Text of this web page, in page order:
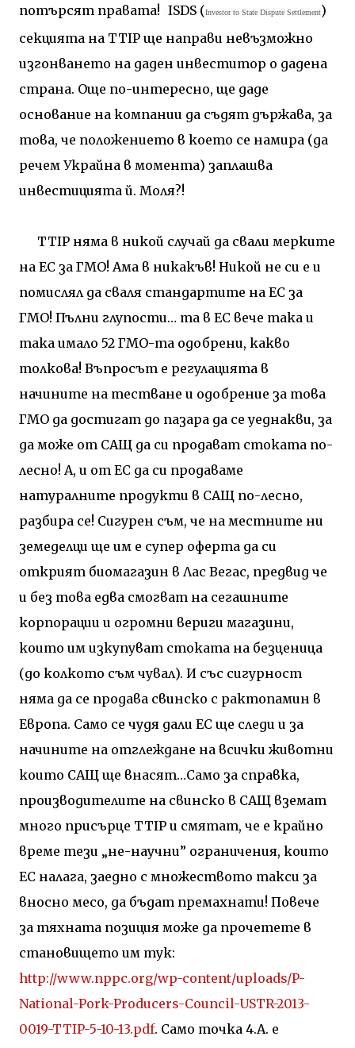
потърсят правата! ISDS (Investor to State Dispute Settlement)
секцията на TTIP ще направи невъзможно
изгонването на даден инвеститор о дадена
страна. Още по-интересно, ще даде
основание на компании да съдят държава, за
това, че положението в което се намира (да
речем Украйна в момента) заплашва
инвестицията й. Моля?!
TTIP няма в никой случай да свали мерките
на ЕС за ГМО! Ама в никакъв! Никой не си е и
помислял да сваля стандартите на ЕС за
ГМО! Пълни глупости… та в ЕС вече така и
така имало 52 ГМО-та одобрени, какво
толкова! Въпросът е регулацията в
начините на тестване и одобрение за това
ГМО да достигат до пазара да се уеднакви, за
да може от САЩ да си продават стоката по-
лесно! А, и от ЕС да си продаваме
натуралните продукти в САЩ по-лесно,
разбира се! Сигурен съм, че на местните ни
земеделци ще им е супер оферта да си
открият биомагазин в Лас Вегас, предвид че
и без това едва смогват на сегашните
корпорации и огромни вериги магазини,
които им изкупуват стоката на безценица
(до колкото съм чувал). И със сигурност
няма да се продава свинско с рактопамин в
Европа. Само се чудя дали ЕС ще следи и за
начините на отглеждане на всички животни
които САЩ ще внасят…Само за справка,
производителите на свинско в САЩ вземат
много присърце TTIP и смятат, че е крайно
време тези „не-научни” ограничения, които
ЕС налага, заедно с множеството такси за
вносно месо, да бъдат премахнати! Повече
за тяхната позиция може да прочетете в
становището им тук:
http://www.nppc.org/wp-content/uploads/P-
National-Pork-Producers-Council-USTR-2013-
0019-TTIP-5-10-13.pdf. Само точка 4.А. е